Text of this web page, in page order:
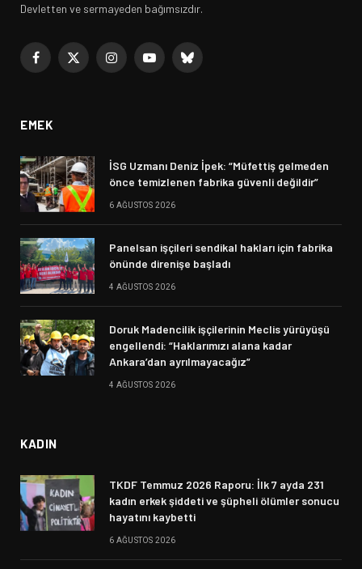
Devletten ve sermayeden bağımsızdır.
Facebook
X
InstagramYouTubeBluesky
EMEK
İSG Uzmanı Deniz İpek: “Müfettiş gelmeden
önce temizlenen fabrika güvenli değildir”
6 AĞUSTOS 2026
Panelsan işçileri sendikal hakları için fabrika
önünde direnişe başladı
4 AĞUSTOS 2026
Doruk Madencilik işçilerinin Meclis yürüyüşü
engellendi: “Haklarımızı alana kadar
Ankara’dan ayrılmayacağız”
4 AĞUSTOS 2026
KADIN
TKDF Temmuz 2026 Raporu: İlk 7 ayda 231
kadın erkek şiddeti ve şüpheli ölümler sonucu
hayatını kaybetti
6 AĞUSTOS 2026